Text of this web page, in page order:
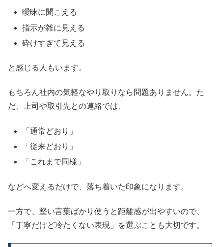
曖昧に聞こえる
指示が雑に見える
砕けすぎて見える
と感じる人もいます。
もちろん社内の気軽なやり取りなら問題ありません。た
だ、上司や取引先との連絡では、
「通常どおり」
「従来どおり」
「これまで同様」
などへ変えるだけで、落ち着いた印象になります。
一方で、堅い言葉ばかり使うと距離感が出やすいので、
「丁寧だけど冷たくない表現」を選ぶことも大切です。